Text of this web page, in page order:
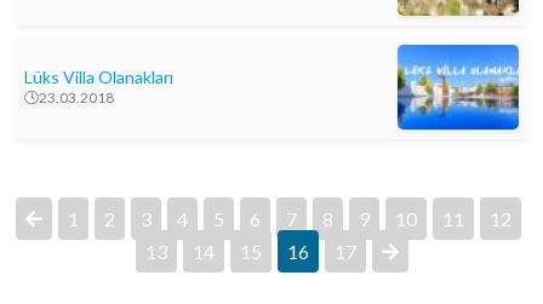
Lüks Villa Olanakları
23.03.2018
1 2 3 4 5 6 7 8 9 10 11
12
13
14 15 16 17